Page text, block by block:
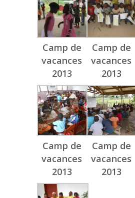
Camp de
vacances
2013
Camp de
vacances
2013
Camp de
vacances
2013
Camp de
vacances
2013